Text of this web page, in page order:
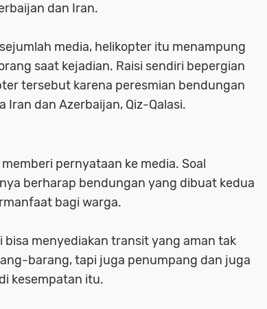
dan Iran.
media, helikopter itu menampung
saat kejadian. Raisi sendiri bepergian
tersebut karena peresmian bendungan
Iran dan Azerbaijan, Qiz-Qalasi.
pernyataan ke media. Soal
berharap bendungan yang dibuat kedua
bagi warga.
bisa menyediakan transit yang aman tak
barang, tapi juga penumpang dan juga
kesempatan itu.